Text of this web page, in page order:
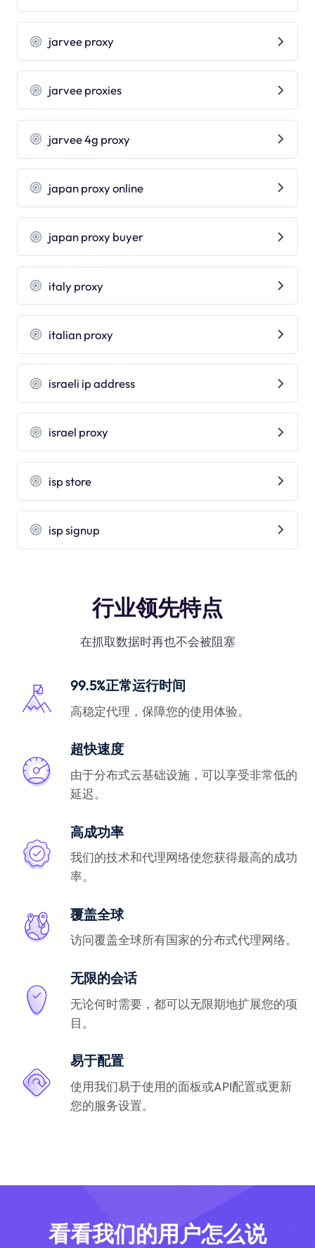
jarvee proxy
jarvee proxies
jarvee 4g proxy
japan proxy online
japan proxy buyer
italy proxy
italian proxy
israeli ip address
israel proxy
isp store
isp signup
行业领先特点
在抓取数据时再也不会被阻塞
99.5%正常运行时间
高稳定代理，保障您的使用体验。
超快速度
由于分布式云基础设施，可以享受非常低的
延迟。
高成功率
我们的技术和代理网络使您获得最高的成功
率。
覆盖全球
访问覆盖全球所有国家的分布式代理网络。
无限的会话
无论何时需要，都可以无限期地扩展您的项
目。
易于配置
使用我们易于使用的面板或API配置或更新
您的服务设置。
看看我们的用户怎么说